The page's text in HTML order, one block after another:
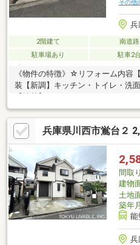
その他
兵
2階建て 南道路
駐車場あり
駐車2台
《物件の特徴》☆リフォーム内容
装【新調】キッチン・トイレ・洗
【貼替】クロス・フロアタイル・
他】洗い工事一式等・全居室6帖
校・明峰中学校◇他社様が掲載し
ユーザーの方は右下の青いボタン
ムーズにご案内させていただけま
購入が可能です◆住宅ローンの不
他の借入など）◆近隣の一戸建も
までのお迎え無料サービス実施中
兵庫県川西市鴬台２
間取り
建物
土地
築年月
能
兵